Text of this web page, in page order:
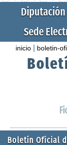
Diputación
Sede
inicio boletin-
Boletín Oficial